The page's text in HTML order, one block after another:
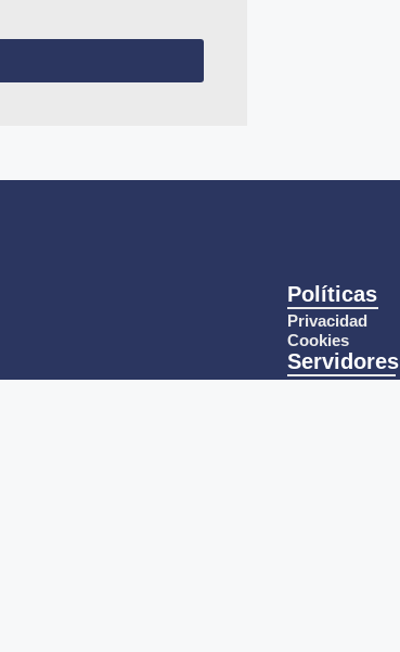
Políticas
Privacidad
Cookies
Servidores